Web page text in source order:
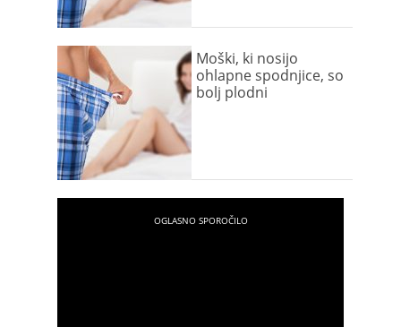
Moški, ki nosijo
ohlapne spodnjice, so
bolj plodni